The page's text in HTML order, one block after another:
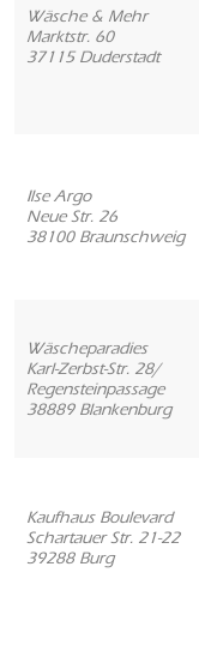
Wäsche & Mehr
Marktstr. 60
37115 Duderstadt
Ilse Argo
Neue Str. 26
38100 Braunschweig
Wäscheparadies
Karl-Zerbst-Str. 28/
Regensteinpassage
38889 Blankenburg
Kaufhaus Boulevard
Schartauer Str. 21-22
39288 Burg